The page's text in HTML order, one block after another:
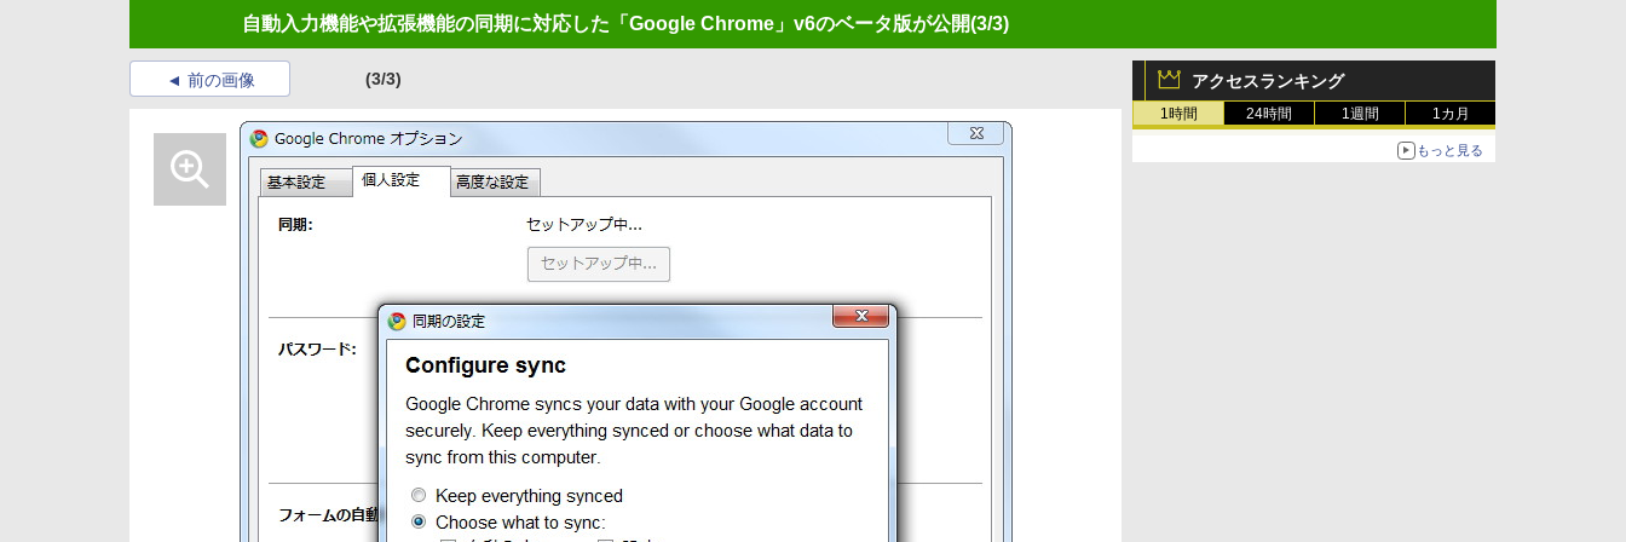
自動入力機能や拡張機能の同期に対応した「Google Chrome」v6のベータ版が公開(3/3)
アクセスランキング
1時間 24時間 1週間 1カ月
もっと見る
前の画像 (3/3)